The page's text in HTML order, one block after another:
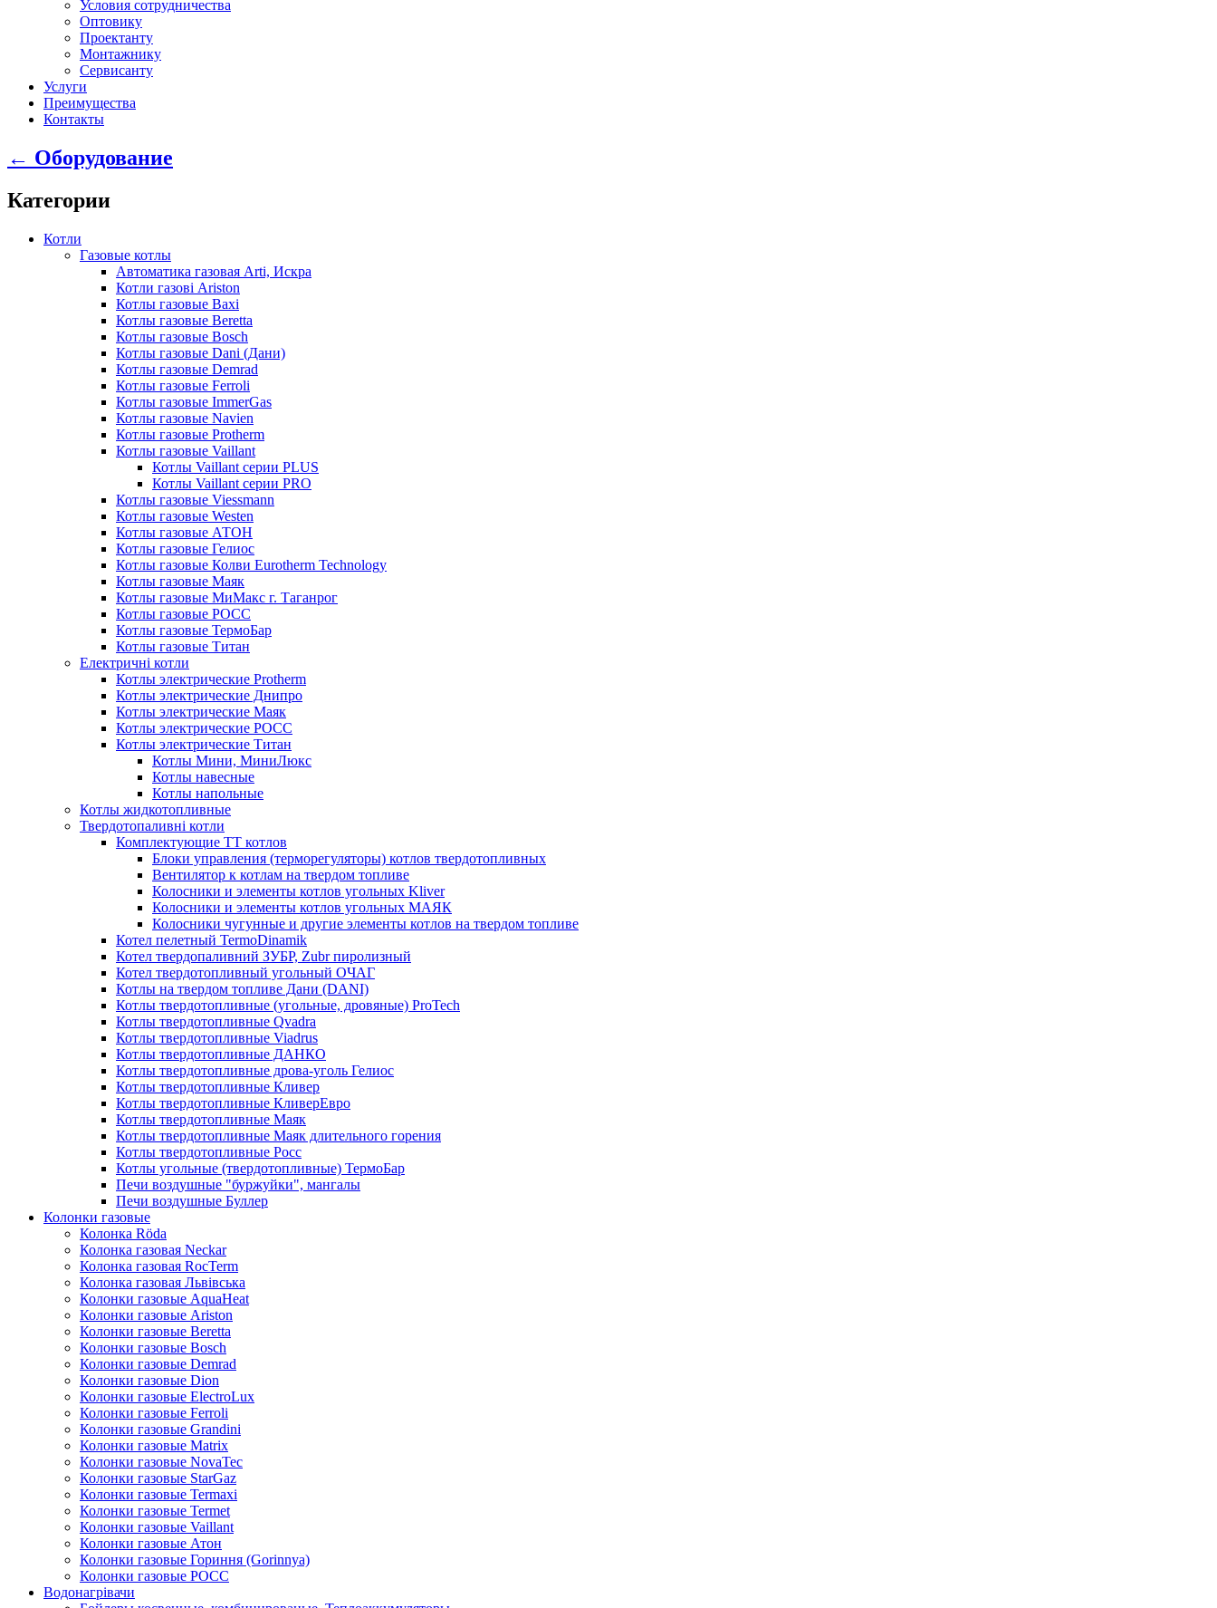
Условия сотрудничества
Оптовику
Проектанту
Монтажнику
Сервисанту
Услуги
Преимущества
Контакты
← Оборудование
Категории
Котли
Газовые котлы
Автоматика газовая Arti, Искра
Котли газові Ariston
Котлы газовые Baxi
Котлы газовые Beretta
Котлы газовые Bosch
Котлы газовые Dani (Дани)
Котлы газовые Demrad
Котлы газовые Ferroli
Котлы газовые ImmerGas
Котлы газовые Navien
Котлы газовые Protherm
Котлы газовые Vaillant
Котлы Vaillant серии PLUS
Котлы Vaillant серии PRO
Котлы газовые Viessmann
Котлы газовые Westen
Котлы газовые АТОН
Котлы газовые Гелиос
Котлы газовые Колви Eurotherm Technology
Котлы газовые Маяк
Котлы газовые МиМакс г. Таганрог
Котлы газовые РОСС
Котлы газовые ТермоБар
Котлы газовые Титан
Електричні котли
Котлы электрические Protherm
Котлы электрические Днипро
Котлы электрические Маяк
Котлы электрические РОСС
Котлы электрические Титан
Котлы Мини, МиниЛюкс
Котлы навесные
Котлы напольные
Котлы жидкотопливные
Твердотопаливні котли
Комплектующие ТТ котлов
Блоки управления (терморегуляторы) котлов твердотопливных
Вентилятор к котлам на твердом топливе
Колосники и элементы котлов угольных Kliver
Колосники и элементы котлов угольных МАЯК
Колосники чугунные и другие элементы котлов на твердом топливе
Котел пелетный TermoDinamik
Котел твердопаливний ЗУБР, Zubr пиролизный
Котел твердотопливный угольный ОЧАГ
Котлы на твердом топливе Дани (DANI)
Котлы твердотопливные (угольные, дровяные) ProTech
Котлы твердотопливные Qvadra
Котлы твердотопливные Viadrus
Котлы твердотопливные ДАНКО
Котлы твердотопливные дрова-уголь Гелиос
Котлы твердотопливные Кливер
Котлы твердотопливные КливерЕвро
Котлы твердотопливные Маяк
Котлы твердотопливные Маяк длительного горения
Котлы твердотопливные Росс
Котлы угольные (твердотопливные) ТермоБар
Печи воздушные "буржуйки", мангалы
Печи воздушные Буллер
Колонки газовые
Колонка Rӧda
Колонка газовая Neckar
Колонка газовая RocTerm
Колонка газовая Львiвська
Колонки газовые AquaHeat
Колонки газовые Ariston
Колонки газовые Beretta
Колонки газовые Bosch
Колонки газовые Demrad
Колонки газовые Dion
Колонки газовые ElectroLux
Колонки газовые Ferroli
Колонки газовые Grandini
Колонки газовые Matrix
Колонки газовые NovaTec
Колонки газовые StarGaz
Колонки газовые Termaxi
Колонки газовые Termet
Колонки газовые Vaillant
Колонки газовые Атон
Колонки газовые Гориння (Gorinnya)
Колонки газовые РОСС
Водонагрівачи